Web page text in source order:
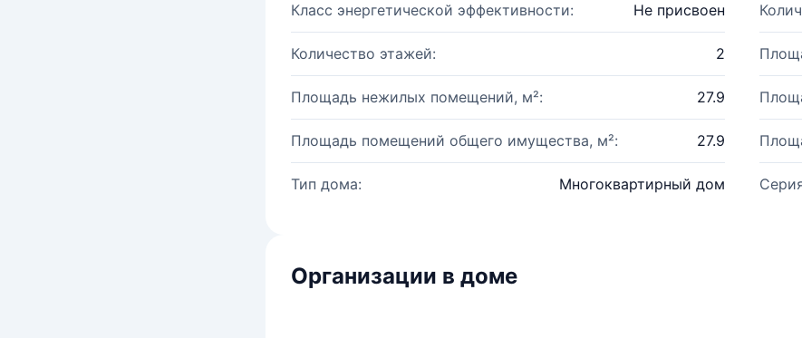
Класс энергетической эффективности: Не присвоен
Количество этажей: 2
Площадь нежилых помещений, м²: 27.9
Площадь помещений общего имущества, м²: 27.9
Тип дома: Многоквартирный дом
Организации в доме